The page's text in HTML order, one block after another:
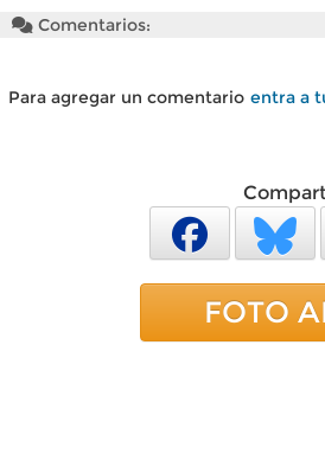
Comentarios:
Para agregar un comentario entra a
FOTO